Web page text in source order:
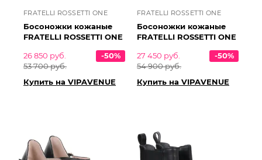
FRATELLI ROSSETTI ONE
Босоножки кожаные
FRATELLI ROSSETTI ONE
26 850 руб.
53 700 руб.
-50%
Купить на VIPAVENUE
FRATELLI ROSSETTI ONE
Босоножки кожаные
FRATELLI ROSSETTI ONE
27 450 руб.
54 900 руб.
-50%
Купить на VIPAVENUE